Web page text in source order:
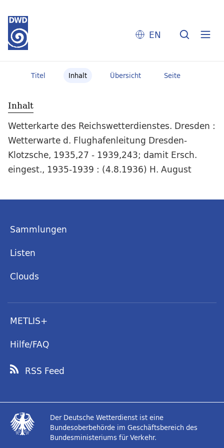
EN
Titel Inhalt Übersicht Seite
Inhalt
Wetterkarte des Reichswetterdienstes. Dresden :
Wetterwarte d. Flughafenleitung Dresden-
Klotzsche, 1935,27 - 1939,243; damit Ersch.
eingest., 1935-1939 : (4.8.1936) H. August
Sammlungen
Listen
Clouds
METLIS+
Hilfe/FAQ
RSS Feed
Der Deutsche Wetterdienst ist eine
Bundesoberbehörde im Geschäftsbereich des
Bundesministeriums für Verkehr.